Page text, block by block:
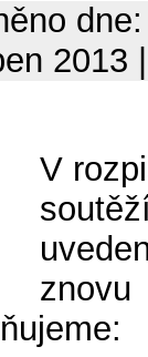
dne:
2013 |
V
znovu